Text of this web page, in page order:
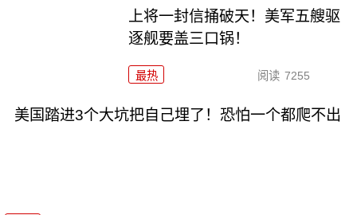
上将一封信捅破天！美军五艘驱
逐舰要盖三口锅！
最热 阅读 7255
美国踏进3个大坑把自己埋了！恐怕一个都爬不出